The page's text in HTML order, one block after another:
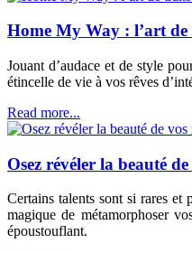
Home My Way : l’art de
Jouant d’audace et de style
étincelle de vie à vos rêves
Read more...
Osez révéler la beauté
Certains talents sont si rares
magique de métamorphoser
époustouflant.